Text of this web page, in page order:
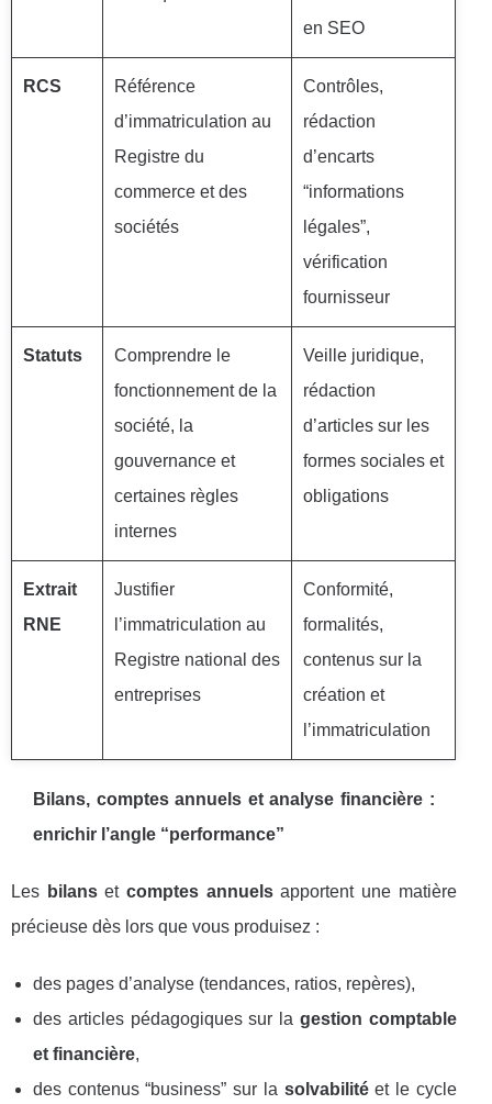
en SEO
RCS
Référence
d’immatriculation au
Registre du
commerce et des
sociétés
Contrôles,
rédaction
d’encarts
“informations
légales”,
vérification
fournisseur
Statuts
Comprendre le
fonctionnement de la
société, la
gouvernance et
certaines règles
internes
Veille juridique,
rédaction
d’articles sur les
formes sociales et
obligations
Extrait
RNE
Justifier
l’immatriculation au
Registre national des
entreprises
Conformité,
formalités,
contenus sur la
création et
l’immatriculation
Bilans, comptes annuels et analyse financière :
enrichir l’angle “performance”
Les bilanset comptes annuelsapportent une matière
précieuse dès lors que vous produisez :
des pages d’analyse (tendances, ratios, repères),
des articles pédagogiques sur la gestion comptable
et financière,
des contenus “business” sur la solvabilitéet le cycle